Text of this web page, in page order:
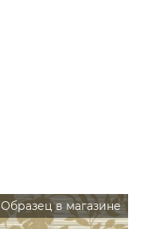
Образец в магазине